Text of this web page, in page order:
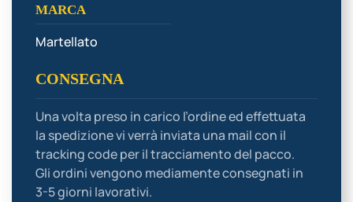
MARCA
Martellato
CONSEGNA
Una volta preso in carico l’ordine ed effettuata
la spedizione vi verrà inviata una mail con il
tracking code per il tracciamento del pacco.
Gli ordini vengono mediamente consegnati in
3-5 giorni lavorativi.